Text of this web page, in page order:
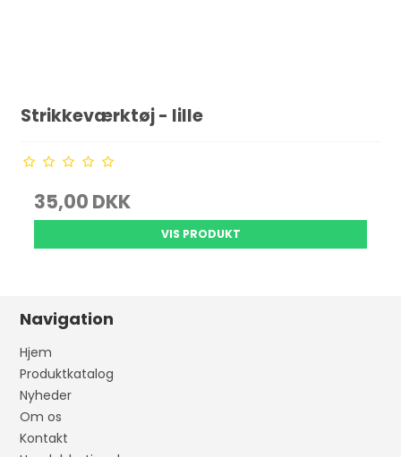
Strikkeværktøj - lille
35,00 DKK
VIS PRODUKT
Navigation
Hjem
Produktkatalog
Nyheder
Om os
Kontakt